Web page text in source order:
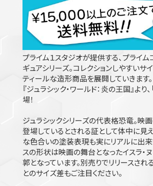
プライム１スタジオが提供する、プライム
ギュアシリーズ。コレクションしやすいサ
ティールな造形商品を展開していきます。
『ジュラシック・ワールド：炎の王国』より
場！
ジュラシックシリーズの代表格恐竜。映
登場しているとされる証として体中に見
な色合いの塗装表現も実にリアルに出来
スの形状は映画の舞台となったイスラ・
郭となっています。別売りでリリースされ
とのサイズ差もご注目ください。